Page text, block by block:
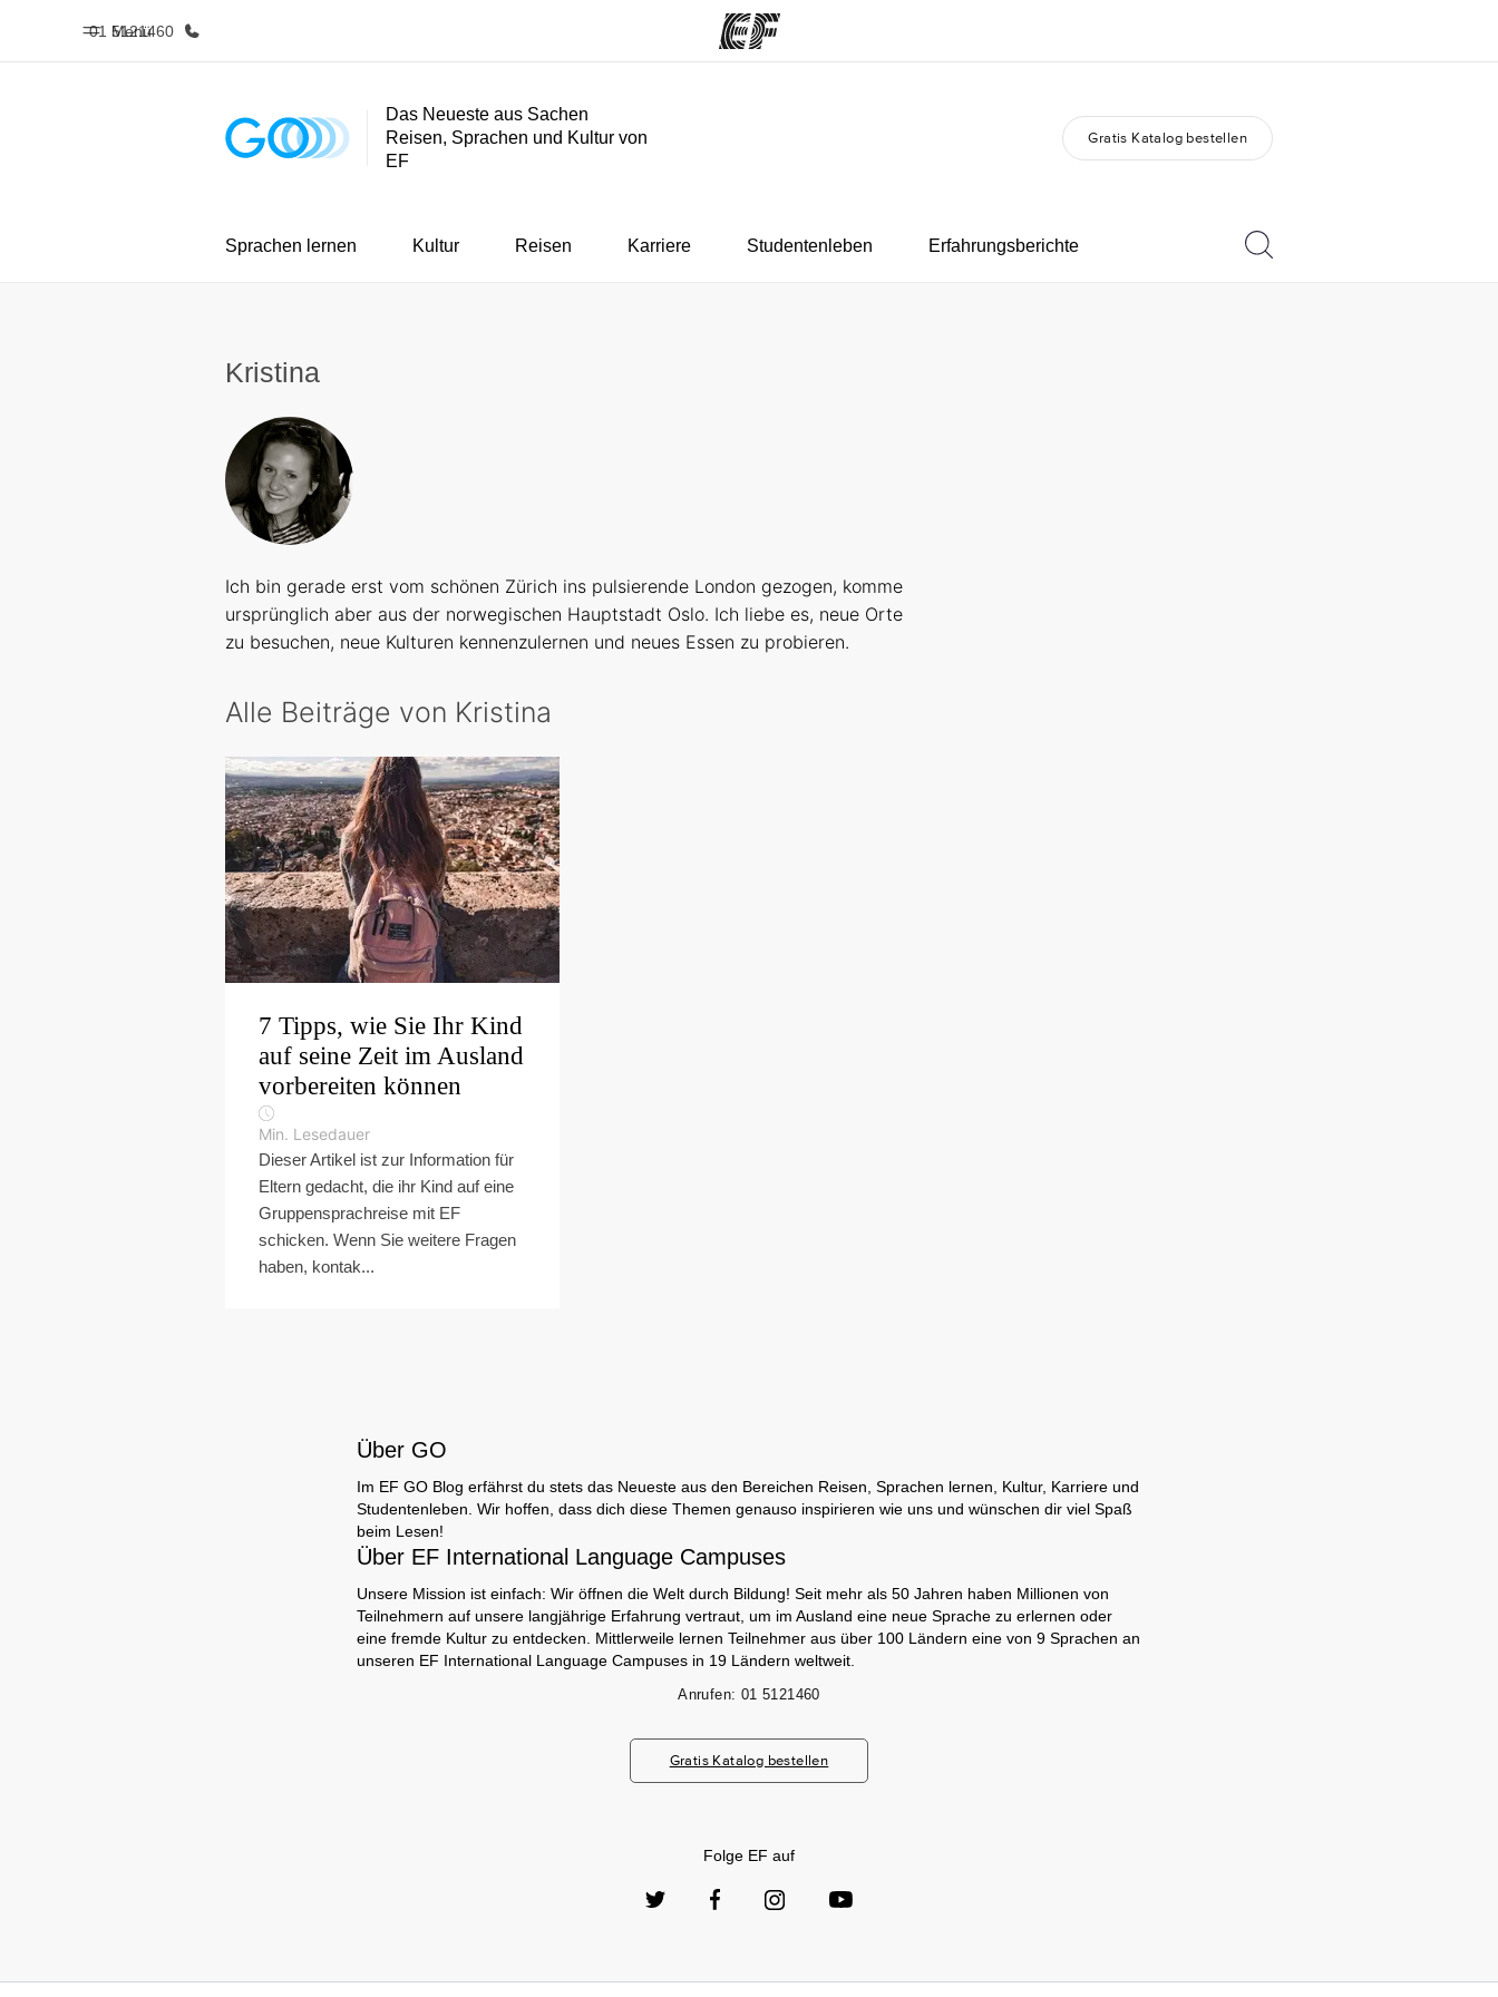
Menü
01 5121460
Home Programme
Alle Programme ansehen
Karriere
Das Neueste aus Sachen
Reisen, Sprachen und Kultur von
EF
Gratis Katalog bestellen
Sprachen lernen Kultur Reisen Karriere Studentenleben Erfahrungsberichte
Kristina
Ich bin gerade erst vom schönen Zürich ins pulsierende London gezogen, komme
ursprünglich aber aus der norwegischen Hauptstadt Oslo. Ich liebe es, neue Orte
zu besuchen, neue Kulturen kennenzulernen und neues Essen zu probieren.
Alle Beiträge von Kristina
7 Tipps, wie Sie Ihr Kind
auf seine Zeit im Ausland
vorbereiten können
Min. Lesedauer
Dieser Artikel ist zur Information für
Eltern gedacht, die ihr Kind auf eine
Gruppensprachreise mit EF
schicken. Wenn Sie weitere Fragen
haben, kontak...
Über GO
Im EF GO Blog erfährst du stets das Neueste aus den Bereichen Reisen, Sprachen lernen, Kultur, Karriere und
Studentenleben. Wir hoffen, dass dich diese Themen genauso inspirieren wie uns und wünschen dir viel Spaß
beim Lesen!
Über EF International Language Campuses
Unsere Mission ist einfach: Wir öffnen die Welt durch Bildung! Seit mehr als 50 Jahren haben Millionen von
Teilnehmern auf unsere langjährige Erfahrung vertraut, um im Ausland eine neue Sprache zu erlernen oder
eine fremde Kultur zu entdecken. Mittlerweile lernen Teilnehmer aus über 100 Ländern eine von 9 Sprachen an
unseren EF International Language Campuses in 19 Ländern weltweit.
Anrufen: 01 5121460
Gratis Katalog bestellen
Folge EF auf